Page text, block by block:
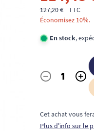
127,20 €
TTC
Économisez 10%.
En stock,
Quantité
- +
Cet achat vous
Plus d'info sur le